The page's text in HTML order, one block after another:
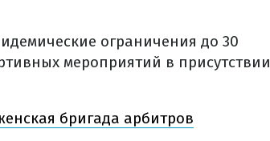
ограничения до 30
мероприятий в присутствии
бригада арбитров